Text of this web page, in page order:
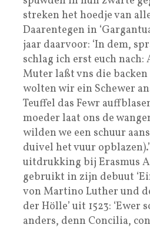
streken het hoedje van
Daarentegen in
jaar daarvoor: ‘In dem,
schlag ich erst euch nach:
Muter laßt vns die
wolten wir ein Schewer
Teuffel das Fewr
moeder laat ons de
wilden we een schuur
duivel het vuur
uitdrukking bij Erasmus
gebruikt in zijn debuut
von Martino Luther und
der Hölle’ uit 1523:
anders, denn Concilia,